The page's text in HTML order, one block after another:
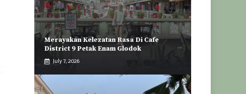
Merayakan Kelezatan Rasa Di Cafe
District 9 Petak Enam Glodok
July 7, 2026